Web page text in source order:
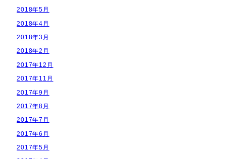
2018年5月
2018年4月
2018年3月
2018年2月
2017年12月
2017年11月
2017年9月
2017年8月
2017年7月
2017年6月
2017年5月